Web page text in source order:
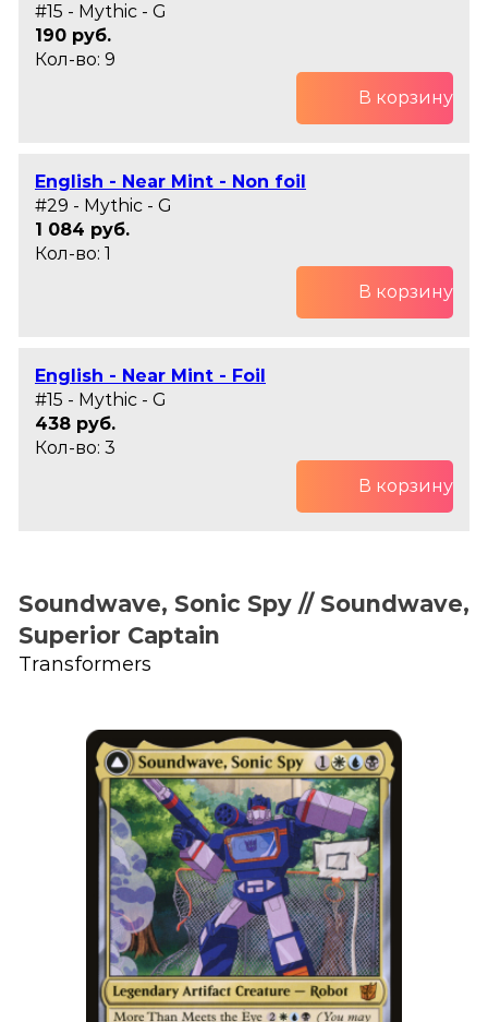
#15 - Mythic - G
190 руб.
Кол-во: 9
В корзину
English - Near Mint - Non foil
#29 - Mythic - G
1 084 руб.
Кол-во: 1
В корзину
English - Near Mint - Foil
#15 - Mythic - G
438 руб.
Кол-во: 3
В корзину
Soundwave, Sonic Spy // Soundwave,
Superior Captain
Transformers